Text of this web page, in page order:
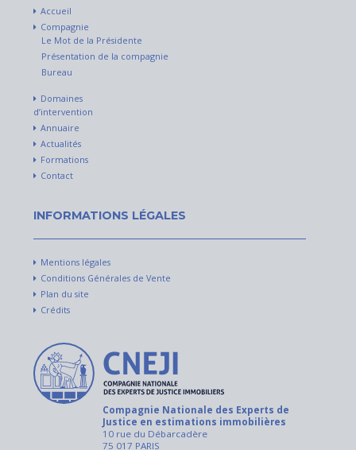
Accueil
Compagnie
Le Mot de la Présidente
Présentation de la compagnie
Bureau
Domaines
d’intervention
Annuaire
Actualités
Formations
Contact
INFORMATIONS LÉGALES
Mentions légales
Conditions Générales de Vente
Plan du site
Crédits
Compagnie Nationale des Experts de
Justice en estimations immobilières
10 rue du Débarcadère
75 017 PARIS